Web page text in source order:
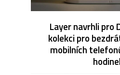
Layer navrhli pro
kolekci pro
mobilních